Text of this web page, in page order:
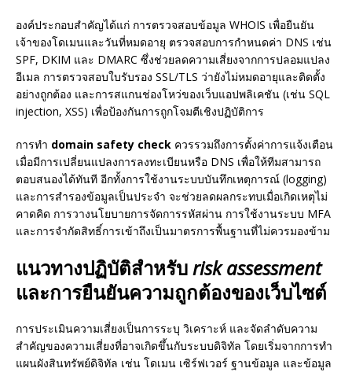
องค์ประกอบสำคัญได้แก่ การตรวจสอบข้อมูล WHOIS เพื่อยืนยัน
เจ้าของโดเมนและวันที่หมดอายุ ตรวจสอบการกำหนดค่า DNS เช่น
SPF, DKIM และ DMARC ซึ่งช่วยลดความเสี่ยงจากการปลอมแปลง
อีเมล การตรวจสอบใบรับรอง SSL/TLS ว่ายังไม่หมดอายุและติดตั้ง
อย่างถูกต้อง และการสแกนช่องโหว่ของเว็บแอปพลิเคชัน (เช่น SQL
injection, XSS) เพื่อป้องกันการถูกโจมตีเชิงปฏิบัติการ
การทำ domain safety check ควรรวมถึงการตั้งค่าการแจ้งเตือน
เมื่อมีการเปลี่ยนแปลงการลงทะเบียนหรือ DNS เพื่อให้ทีมสามารถ
ตอบสนองได้ทันที อีกทั้งการใช้งานระบบบันทึกเหตุการณ์ (logging)
และการสำรองข้อมูลเป็นประจำ จะช่วยลดผลกระทบเมื่อเกิดเหตุไม่
คาดคิด การวางนโยบายการจัดการรหัสผ่าน การใช้งานระบบ MFA
และการจำกัดสิทธิ์การเข้าถึงเป็นมาตรการพื้นฐานที่ไม่ควรมองข้าม
แนวทางปฏิบัติสำหรับrisk assessment
และการยืนยันความถูกต้องของเว็บไซต์
การประเมินความเสี่ยงเป็นการระบุ วิเคราะห์ และจัดลำดับความ
สำคัญของความเสี่ยงที่อาจเกิดขึ้นกับระบบดิจิทัล โดยเริ่มจากการทำ
แผนผังสินทรัพย์ดิจิทัล เช่น โดเมน เซิร์ฟเวอร์ ฐานข้อมูล และข้อมูล